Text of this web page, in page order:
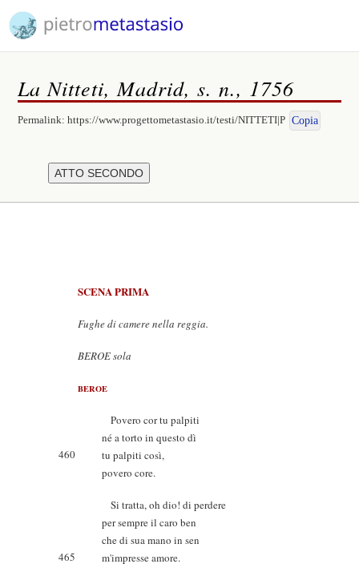
La Nitteti, Madrid, s. n., 1756
Permalink:https://www.progettometastasio.it/testi/NITTETI|P Copia
SCENA PRIMA
Fughe di camere nella reggia.
BEROE sola
BEROE
Povero cor tu palpiti
né a torto in questo dì
460
tu palpiti così,
povero core.
Si tratta, oh dio! di perdere
per sempre il caro ben
che di sua mano in sen
465
m'impresse amore.